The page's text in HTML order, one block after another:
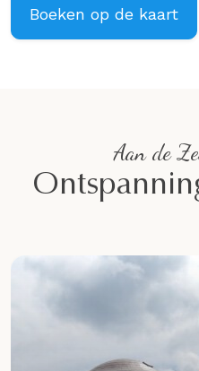
Boeken op de kaart
Aan de